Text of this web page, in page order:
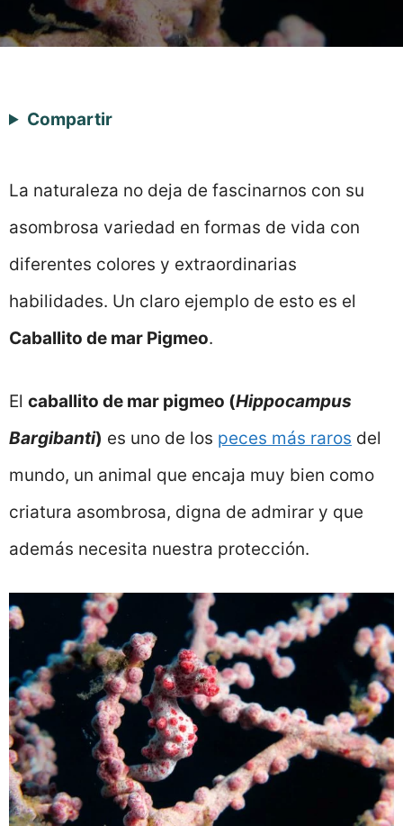
Compartir
La naturaleza no deja de fascinarnos con su
asombrosa variedad en formas de vida con
diferentes colores y extraordinarias
habilidades. Un claro ejemplo de esto es el
Caballito de mar Pigmeo.
El caballito de mar pigmeo (Hippocampus
Bargibanti) es uno de los peces más raros del
mundo, un animal que encaja muy bien como
criatura asombrosa, digna de admirar y que
además necesita nuestra protección.